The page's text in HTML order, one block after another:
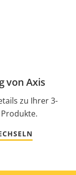
von Axis
zu Ihrer 3-